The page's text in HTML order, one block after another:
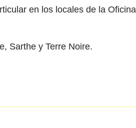
en los locales de la Oficina
Sarthe y Terre Noire.